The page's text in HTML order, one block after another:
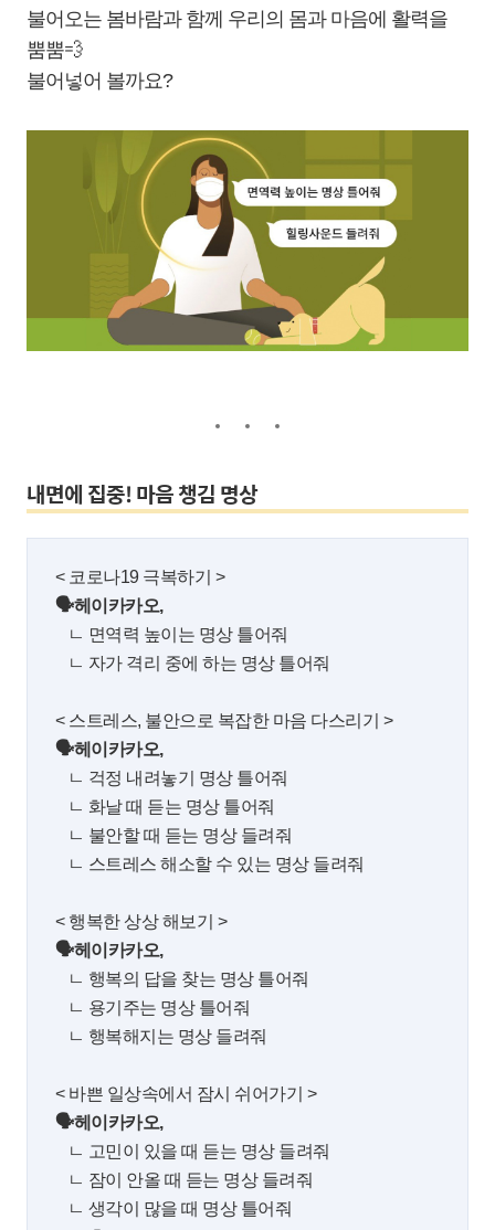
불어오는 봄바람과 함께 우리의 몸과 마음에 활력을
뿜뿜💨
불어넣어 볼까요?
내면에 집중! 마음 챙김 명상
< 코로나19 극복하기 >
🗣헤이카카오,
ㄴ 면역력 높이는 명상 틀어줘
ㄴ 자가 격리 중에 하는 명상 틀어줘
< 스트레스, 불안으로 복잡한 마음 다스리기 >
🗣헤이카카오,
ㄴ 걱정 내려놓기 명상 틀어줘
ㄴ 화날 때 듣는 명상 틀어줘
ㄴ 불안할 때 듣는 명상 들려줘
ㄴ 스트레스 해소할 수 있는 명상 들려줘
< 행복한 상상 해보기 >
🗣헤이카카오,
ㄴ 행복의 답을 찾는 명상 틀어줘
ㄴ 용기주는 명상 틀어줘
ㄴ 행복해지는 명상 들려줘
< 바쁜 일상속에서 잠시 쉬어가기 >
🗣헤이카카오,
ㄴ 고민이 있을 때 듣는 명상 들려줘
ㄴ 잠이 안올 때 듣는 명상 들려줘
ㄴ 생각이 많을 때 명상 틀어줘